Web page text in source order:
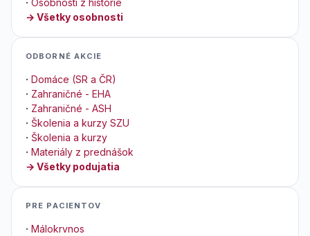
→ Všetky osobnosti
ODBORNÉ AKCIE
· Domáce (SR a ČR)
· Zahraničné - EHA
· Zahraničné - ASH
· Školenia a kurzy SZU
· Školenia a kurzy
· Materiály z prednášok
→ Všetky podujatia
PRE PACIENTOV
· Málokrvnos